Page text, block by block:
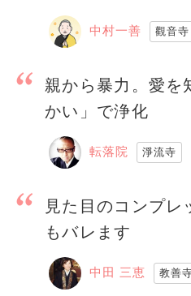
中村一善 觀音寺
親から暴力。愛を
かい」で浄化
転落院 淨流寺
見た目のコンプレ
もバレます
中田 三恵 教善